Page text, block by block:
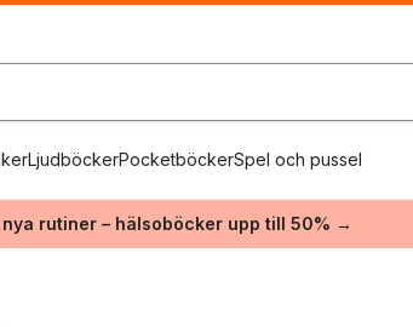
LjudböckerPocketböckerSpel och pussel
rutiner – hälsoböcker upp till 50% →